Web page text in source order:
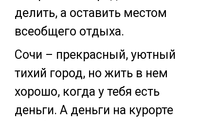
делить, а оставить местом
всеобщего отдыха.
Сочи – прекрасный, уютный
тихий город, но жить в нем
хорошо, когда у тебя есть
деньги. А деньги на курорте